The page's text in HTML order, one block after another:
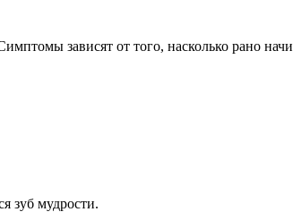
зависят от того, насколько рано
зуб мудрости.